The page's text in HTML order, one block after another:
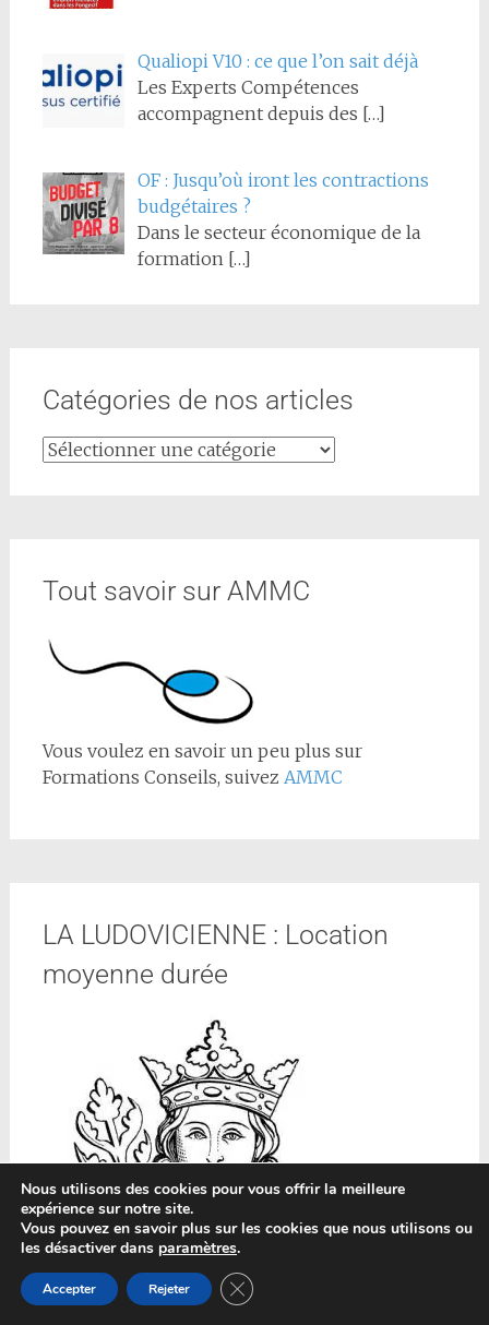
Qualiopi V10 : ce que l’on sait déjà
Les Experts Compétences
accompagnent depuis des […]
OF : Jusqu’où iront les contractions
budgétaires ?
Dans le secteur économique de la
formation […]
Catégories de nos articles
Tout savoir sur AMMC
Vous voulez en savoir un peu plus sur
Formations Conseils, suivez AMMC
LA LUDOVICIENNE : Location
moyenne durée
Nous utilisons des cookies pour vous offrir la meilleure
expérience sur notre site.
Vous pouvez en savoir plus sur les cookies que nous utilisons ou
les désactiver dans paramètres.
Accepter Rejeter Fermer la bannière des cookies